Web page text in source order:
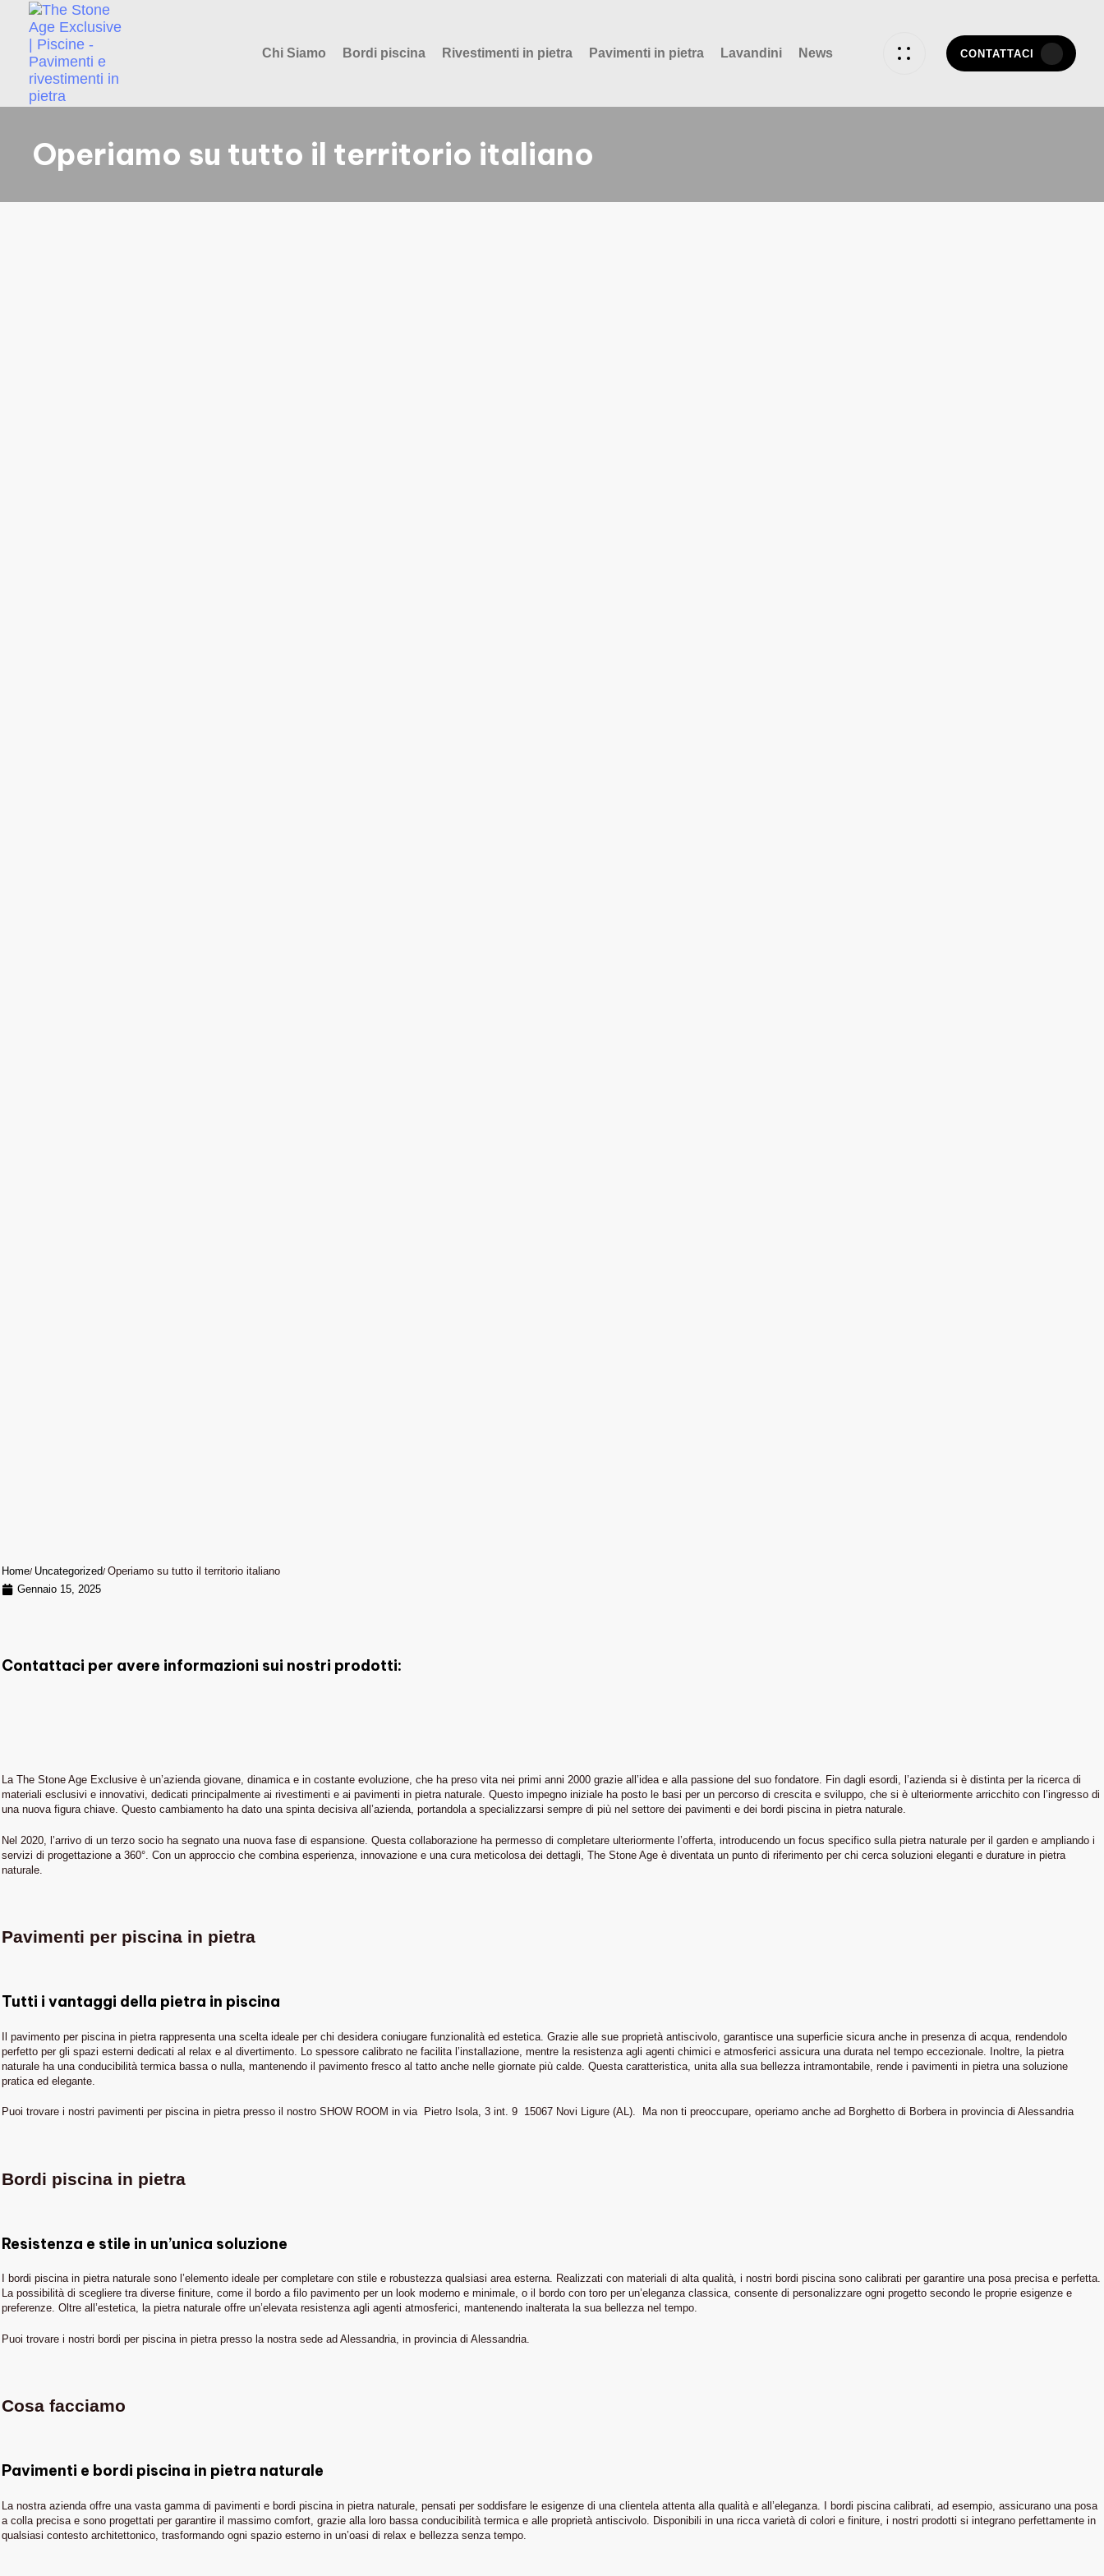
Chi Siamo Bordi piscina Rivestimenti in pietra Pavimenti in pietra Lavandini News CONTATTACI
Operiamo su tutto il territorio italiano
Home Uncategorized Operiamo su tutto il territorio italiano
Gennaio 15, 2025
Contattaci per avere informazioni sui nostri prodotti:
La The Stone Age Exclusive è un’azienda giovane, dinamica e in costante evoluzione, che ha preso vita nei primi anni 2000 grazie all’idea e alla passione del suo fondatore. Fin dagli esordi, l’azienda si è distinta per la ricerca di
materiali esclusivi e innovativi, dedicati principalmente ai rivestimenti e ai pavimenti in pietra naturale. Questo impegno iniziale ha posto le basi per un percorso di crescita e sviluppo, che si è ulteriormente arricchito con l’ingresso di
una nuova figura chiave. Questo cambiamento ha dato una spinta decisiva all’azienda, portandola a specializzarsi sempre di più nel settore dei pavimenti e dei bordi piscina in pietra naturale.
Nel 2020, l’arrivo di un terzo socio ha segnato una nuova fase di espansione. Questa collaborazione ha permesso di completare ulteriormente l’offerta, introducendo un focus specifico sulla pietra naturale per il garden e ampliando i
servizi di progettazione a 360°. Con un approccio che combina esperienza, innovazione e una cura meticolosa dei dettagli, The Stone Age è diventata un punto di riferimento per chi cerca soluzioni eleganti e durature in pietra
naturale.
Pavimenti per piscina in pietra
Tutti i vantaggi della pietra in piscina
Il pavimento per piscina in pietra rappresenta una scelta ideale per chi desidera coniugare funzionalità ed estetica. Grazie alle sue proprietà antiscivolo, garantisce una superficie sicura anche in presenza di acqua, rendendolo
perfetto per gli spazi esterni dedicati al relax e al divertimento. Lo spessore calibrato ne facilita l’installazione, mentre la resistenza agli agenti chimici e atmosferici assicura una durata nel tempo eccezionale. Inoltre, la pietra
naturale ha una conducibilità termica bassa o nulla, mantenendo il pavimento fresco al tatto anche nelle giornate più calde. Questa caratteristica, unita alla sua bellezza intramontabile, rende i pavimenti in pietra una soluzione
pratica ed elegante.
Puoi trovare i nostri pavimenti per piscina in pietra presso il nostro SHOW ROOM in via Pietro Isola, 3 int. 9 15067 Novi Ligure (AL). Ma non ti preoccupare, operiamo anche ad Borghetto di Borbera in provincia di Alessandria
Bordi piscina in pietra
Resistenza e stile in un’unica soluzione
I bordi piscina in pietra naturale sono l’elemento ideale per completare con stile e robustezza qualsiasi area esterna. Realizzati con materiali di alta qualità, i nostri bordi piscina sono calibrati per garantire una posa precisa e perfetta.
La possibilità di scegliere tra diverse finiture, come il bordo a filo pavimento per un look moderno e minimale, o il bordo con toro per un’eleganza classica, consente di personalizzare ogni progetto secondo le proprie esigenze e
preferenze. Oltre all’estetica, la pietra naturale offre un’elevata resistenza agli agenti atmosferici, mantenendo inalterata la sua bellezza nel tempo.
Puoi trovare i nostri bordi per piscina in pietra presso la nostra sede ad Alessandria, in provincia di Alessandria.
Cosa facciamo
Pavimenti e bordi piscina in pietra naturale
La nostra azienda offre una vasta gamma di pavimenti e bordi piscina in pietra naturale, pensati per soddisfare le esigenze di una clientela attenta alla qualità e all’eleganza. I bordi piscina calibrati, ad esempio, assicurano una posa
a colla precisa e sono progettati per garantire il massimo comfort, grazie alla loro bassa conducibilità termica e alle proprietà antiscivolo. Disponibili in una ricca varietà di colori e finiture, i nostri prodotti si integrano perfettamente in
qualsiasi contesto architettonico, trasformando ogni spazio esterno in un’oasi di relax e bellezza senza tempo.
IN EVIDENZA CHI SIAMO PER INFORMAZIONI